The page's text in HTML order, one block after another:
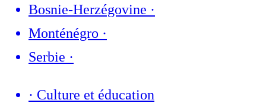
Bosnie-Herzégovine ·
Monténégro ·
Serbie ·
· Culture et éducation